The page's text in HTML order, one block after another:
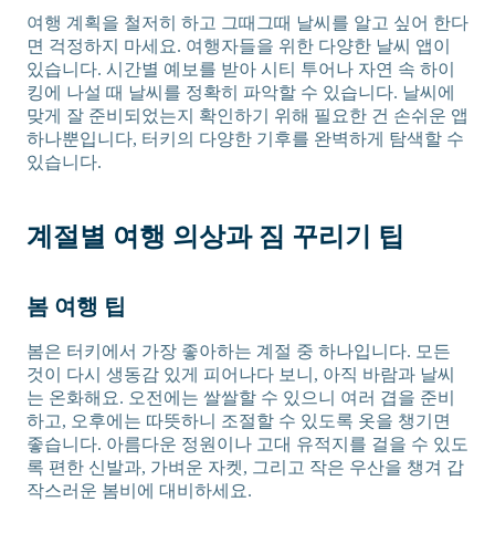
여행 계획을 철저히 하고 그때그때 날씨를 알고 싶어 한다
면 걱정하지 마세요. 여행자들을 위한 다양한 날씨 앱이
있습니다. 시간별 예보를 받아 시티 투어나 자연 속 하이
킹에 나설 때 날씨를 정확히 파악할 수 있습니다. 날씨에
맞게 잘 준비되었는지 확인하기 위해 필요한 건 손쉬운 앱
하나뿐입니다, 터키의 다양한 기후를 완벽하게 탐색할 수
있습니다.
계절별 여행 의상과 짐 꾸리기 팁
봄 여행 팁
봄은 터키에서 가장 좋아하는 계절 중 하나입니다. 모든
것이 다시 생동감 있게 피어나다 보니, 아직 바람과 날씨
는 온화해요. 오전에는 쌀쌀할 수 있으니 여러 겹을 준비
하고, 오후에는 따뜻하니 조절할 수 있도록 옷을 챙기면
좋습니다. 아름다운 정원이나 고대 유적지를 걸을 수 있도
록 편한 신발과, 가벼운 자켓, 그리고 작은 우산을 챙겨 갑
작스러운 봄비에 대비하세요.